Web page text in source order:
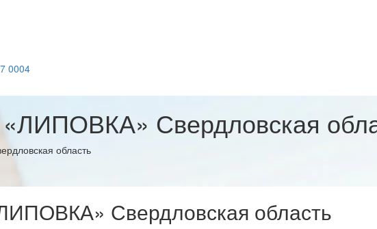
0004
Свердловская
область
Свердловская область